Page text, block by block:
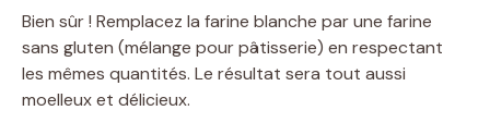
Bien sûr ! Remplacez la farine blanche par une farine
sans gluten (mélange pour pâtisserie) en respectant
les mêmes quantités. Le résultat sera tout aussi
moelleux et délicieux.